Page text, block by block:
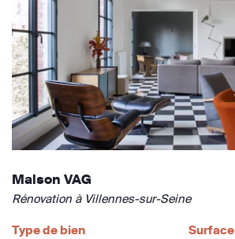
Maison VAG
Rénovation à Villennes-sur-Seine
Type de bien
Surface